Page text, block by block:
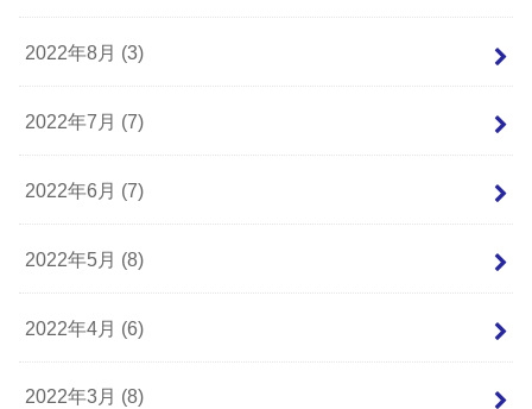
2022年8月 (3)
2022年7月 (7)
2022年6月 (7)
2022年5月 (8)
2022年4月 (6)
2022年3月 (8)